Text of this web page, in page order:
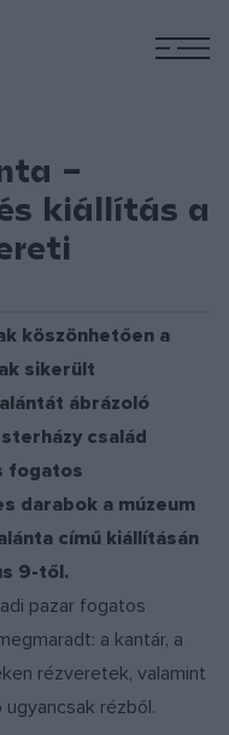
–
kiállítás a
köszönhetően a
sikerült
ábrázoló
család
fogatos
darabok a múzeum
című kiállításán
9-től.
pazar fogatos
a kantár, a
rézveretek, valamint
rézből.